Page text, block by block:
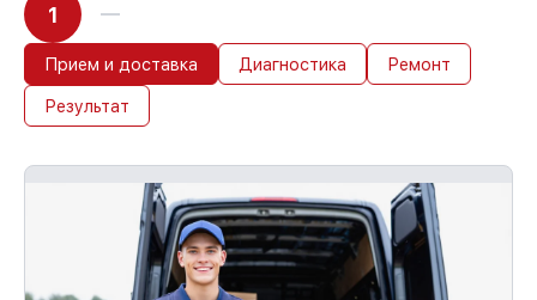
1
Прием и доставка Диагностика Ремонт
Результат